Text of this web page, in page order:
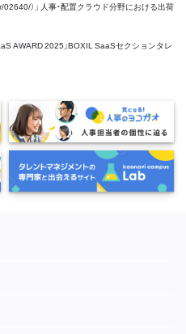
）」 人事・配置クラウド分野における出荷
AWARD 2025」BOXIL SaaSセクションタレ